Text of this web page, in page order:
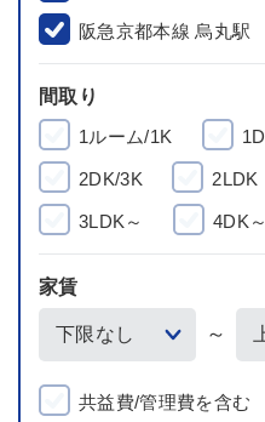
阪急京都本線 烏丸駅
間取り
1ルーム/1K
2DK/3K 2LDK
3LDK～ 4DK～
家賃
～
共益費/管理費を含む